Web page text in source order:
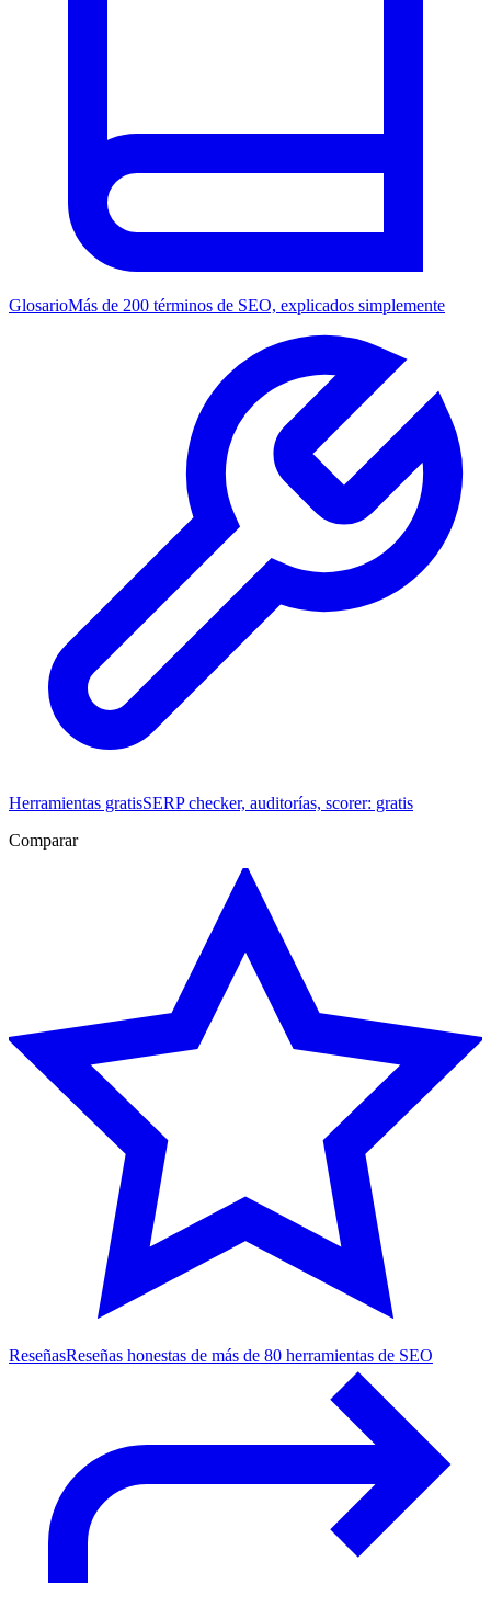
GlosarioMás de 200 términos de SEO, explicados simplemente
Herramientas gratisSERP checker, auditorías, scorer: gratis
Comparar
ReseñasReseñas honestas de más de 80 herramientas de SEO